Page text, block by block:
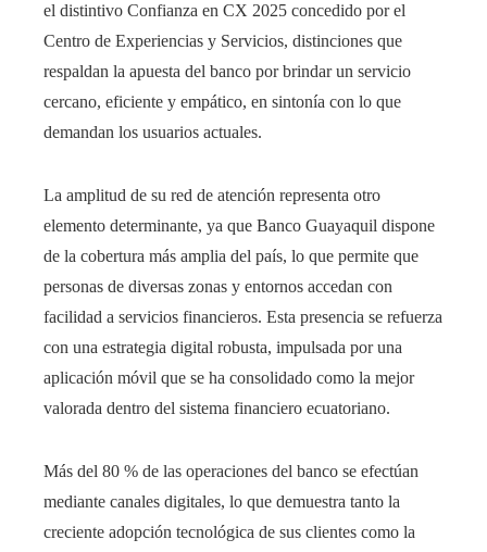
el distintivo Confianza en CX 2025 concedido por el
Centro de Experiencias y Servicios, distinciones que
respaldan la apuesta del banco por brindar un servicio
cercano, eficiente y empático, en sintonía con lo que
demandan los usuarios actuales.
La amplitud de su red de atención representa otro
elemento determinante, ya que Banco Guayaquil dispone
de la cobertura más amplia del país, lo que permite que
personas de diversas zonas y entornos accedan con
facilidad a servicios financieros. Esta presencia se refuerza
con una estrategia digital robusta, impulsada por una
aplicación móvil que se ha consolidado como la mejor
valorada dentro del sistema financiero ecuatoriano.
Más del 80 % de las operaciones del banco se efectúan
mediante canales digitales, lo que demuestra tanto la
creciente adopción tecnológica de sus clientes como la